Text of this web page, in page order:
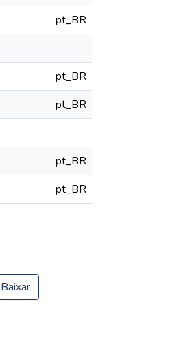
pt_BR
pt_BR
pt_BR
pt_BR
pt_BR
Baixar